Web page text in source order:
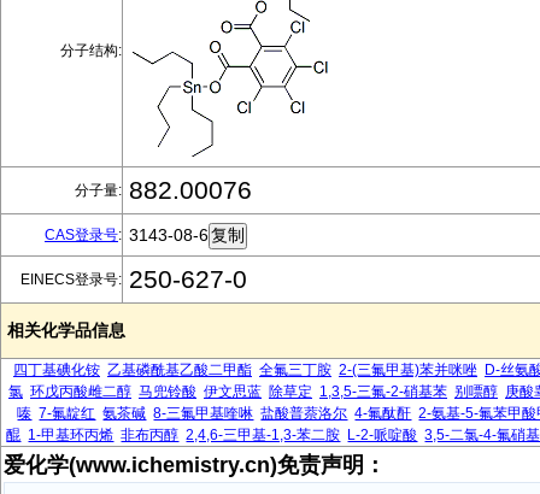
分子结构:
分子量: 882.00076
CAS登录号: 3143-08-6
EINECS登录号: 250-627-0
相关化学品信息
四丁基碘化铵 乙基磷酰基乙酸二甲酯 全氟三丁胺 2-(三氟甲基)苯并咪唑 D-丝氨
氯 环戊丙酸雌二醇 马兜铃酸 伊文思蓝 除草定 1,3,5-三氟-2-硝基苯 别嘌醇 庚酸
嗪 7-氟靛红 氨茶碱 8-三氟甲基喹啉 盐酸普萘洛尔 4-氟酞酐 2-氨基-5-氟苯甲酸
醌 1-甲基环丙烯 非布丙醇 2,4,6-三甲基-1,3-苯二胺 L-2-哌啶酸 3,5-二氯-4-氟硝
爱化学(www.ichemistry.cn)免责声明：